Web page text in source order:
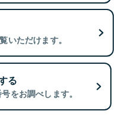
いただけます。
る
をお調べします。